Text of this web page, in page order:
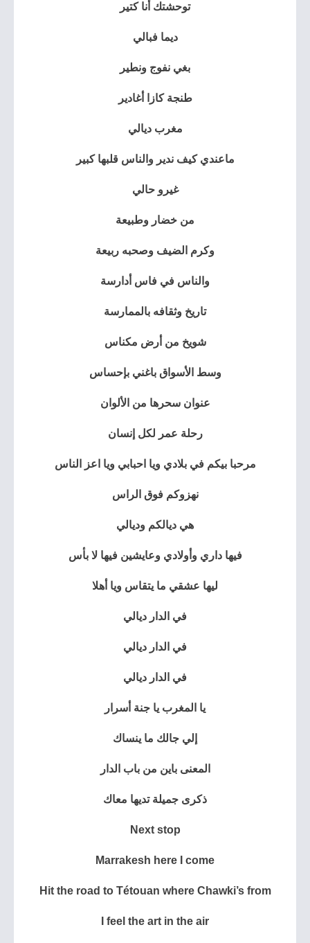
توحشتك أنا كتير
ديما فبالي
بغي نفوج ونطير
طنجة كازا أغادير
مغرب ديالي
ماعندي كيف ندير والناس قلبها كبير
غيرو حالي
من خضار وطبيعة
وكرم الضيف وصحبه ربيعة
والناس في فاس أدارسة
تاريخ وثقافه بالممارسة
شويخ من أرض مكناس
وسط الأسواق باغني بإحساس
عنوان سحرها من الألوان
رحلة عمر لكل إنسان
مرحبا بيكم في بلادي ويا احبابي ويا اعز الناس
نهزوكم فوق الراس
هي ديالكم وديالي
فيها داري وأولادي وعايشين فيها لا بأس
ليها عشقي ما يتقاس ويا أهلا
في الدار ديالي
في الدار ديالي
في الدار ديالي
يا المغرب يا جنة أسرار
إلي جالك ما ينساك
المعنى باين من باب الدار
ذكرى جميلة تديها معاك
Next stop
Marrakesh here I come
Hit the road to Tétouan where Chawki’s from
I feel the art in the air